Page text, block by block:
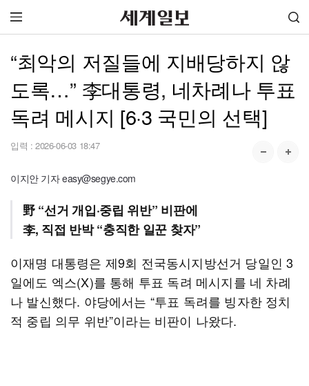
“최악의 저질들에 지배당하지 않
도록…” 李대통령, 네차례나 투표
독려 메시지 [6·3 국민의 선택]
입력 : 2026-06-03 18:47
이지안 기자 easy@segye.com
野 “선거 개입·중립 위반” 비판에
李, 직접 반박 “충직한 일꾼 찾자”
이재명 대통령은 제9회 전국동시지방선거 당일인 3
일에도 엑스(X)를 통해 투표 독려 메시지를 네 차례
나 발신했다. 야당에서는 “투표 독려를 빙자한 정치
적 중립 의무 위반”이라는 비판이 나왔다.